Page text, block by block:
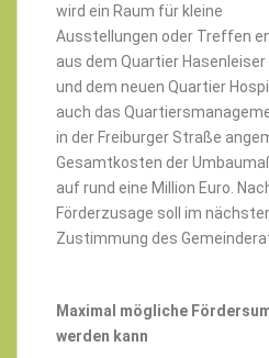
wird ein Raum für kleine
Ausstellungen oder Treffen
aus dem Quartier Hasenleiser
und dem neuen Quartier
auch das
in der Freiburger Straße
Gesamtkosten der
auf rund eine Million Euro.
Förderzusage soll im
Zustimmung des
Maximal mögliche
werden kann